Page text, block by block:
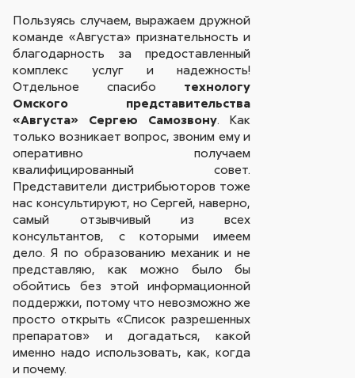
Пользуясь случаем, выражаем дружной
команде «Августа» признательность и
благодарность за предоставленный
комплекс услуг и надежность!
Отдельное спасибо технологу
Омского представительства
«Августа» Сергею Самозвону. Как
только возникает вопрос, звоним ему и
оперативно получаем
квалифицированный совет.
Представители дистрибьюторов тоже
нас консультируют, но Сергей, наверно,
самый отзывчивый из всех
консультантов, с которыми имеем
дело. Я по образованию механик и не
представляю, как можно было бы
обойтись без этой информационной
поддержки, потому что невозможно же
просто открыть «Список разрешенных
препаратов» и догадаться, какой
именно надо использовать, как, когда
и почему.